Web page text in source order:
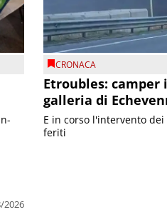
2026
CRONACA
Etroubles:
galleria di
E in corso l'intervento
feriti